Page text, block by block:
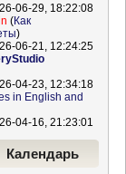
06-29, 18:22:08
(Как
)
06-21, 12:24:25
04-23, 12:34:18
in English and
04-16, 21:23:01
Календарь